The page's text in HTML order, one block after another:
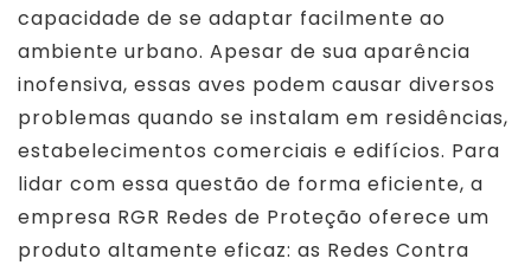
capacidade de se adaptar facilmente ao
ambiente urbano. Apesar de sua aparência
inofensiva, essas aves podem causar diversos
problemas quando se instalam em residências,
estabelecimentos comerciais e edifícios. Para
lidar com essa questão de forma eficiente, a
empresa RGR Redes de Proteção oferece um
produto altamente eficaz: as Redes Contra